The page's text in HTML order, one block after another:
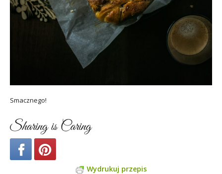
Smacznego!
Sharing is Caring
Wydrukuj przepis